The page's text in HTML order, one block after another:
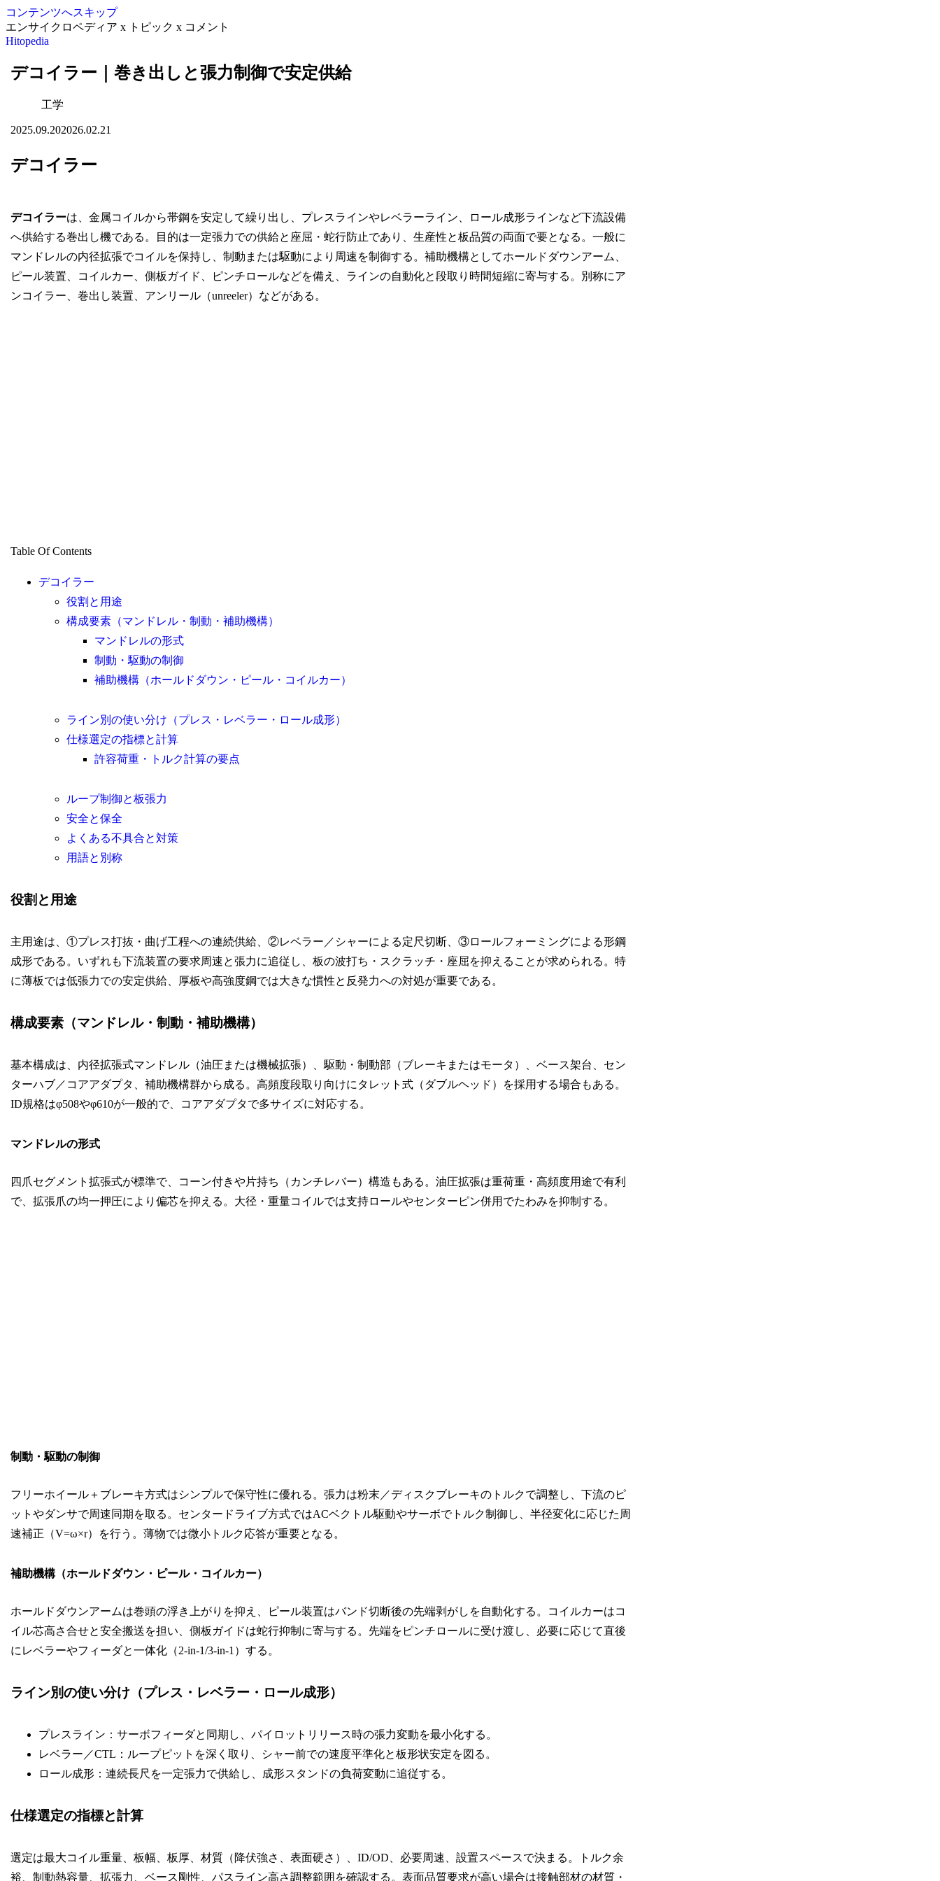
コンテンツへスキップ
エンサイクロペディア x トピック x コメント
Hitopedia
デコイラー｜巻き出しと張力制御で安定供給
工学
2025.09.202026.02.21
デコイラー
デコイラーは、金属コイルから帯鋼を安定して繰り出し、プレスラインやレベラーライン、ロール成形ラインなど下流設備
へ供給する巻出し機である。目的は一定張力での供給と座屈・蛇行防止であり、生産性と板品質の両面で要となる。一般に
マンドレルの内径拡張でコイルを保持し、制動または駆動により周速を制御する。補助機構としてホールドダウンアーム、
ピール装置、コイルカー、側板ガイド、ピンチロールなどを備え、ラインの自動化と段取り時間短縮に寄与する。別称にア
ンコイラー、巻出し装置、アンリール（unreeler）などがある。
Table Of Contents
デコイラー
役割と用途
構成要素（マンドレル・制動・補助機構）
マンドレルの形式
制動・駆動の制御
補助機構（ホールドダウン・ピール・コイルカー）
ライン別の使い分け（プレス・レベラー・ロール成形）
仕様選定の指標と計算
許容荷重・トルク計算の要点
ループ制御と板張力
安全と保全
よくある不具合と対策
用語と別称
役割と用途
主用途は、①プレス打抜・曲げ工程への連続供給、②レベラー／シャーによる定尺切断、③ロールフォーミングによる形鋼
成形である。いずれも下流装置の要求周速と張力に追従し、板の波打ち・スクラッチ・座屈を抑えることが求められる。特
に薄板では低張力での安定供給、厚板や高強度鋼では大きな慣性と反発力への対処が重要である。
構成要素（マンドレル・制動・補助機構）
基本構成は、内径拡張式マンドレル（油圧または機械拡張）、駆動・制動部（ブレーキまたはモータ）、ベース架台、セン
ターハブ／コアアダプタ、補助機構群から成る。高頻度段取り向けにタレット式（ダブルヘッド）を採用する場合もある。
ID規格はφ508やφ610が一般的で、コアアダプタで多サイズに対応する。
マンドレルの形式
四爪セグメント拡張式が標準で、コーン付きや片持ち（カンチレバー）構造もある。油圧拡張は重荷重・高頻度用途で有利
で、拡張爪の均一押圧により偏芯を抑える。大径・重量コイルでは支持ロールやセンターピン併用でたわみを抑制する。
制動・駆動の制御
フリーホイール＋ブレーキ方式はシンプルで保守性に優れる。張力は粉末／ディスクブレーキのトルクで調整し、下流のピ
ットやダンサで周速同期を取る。センタードライブ方式ではACベクトル駆動やサーボでトルク制御し、半径変化に応じた周
速補正（V=ω×r）を行う。薄物では微小トルク応答が重要となる。
補助機構（ホールドダウン・ピール・コイルカー）
ホールドダウンアームは巻頭の浮き上がりを抑え、ピール装置はバンド切断後の先端剥がしを自動化する。コイルカーはコ
イル芯高さ合せと安全搬送を担い、側板ガイドは蛇行抑制に寄与する。先端をピンチロールに受け渡し、必要に応じて直後
にレベラーやフィーダと一体化（2-in-1/3-in-1）する。
ライン別の使い分け（プレス・レベラー・ロール成形）
プレスライン：サーボフィーダと同期し、パイロットリリース時の張力変動を最小化する。
レベラー／CTL：ループピットを深く取り、シャー前での速度平準化と板形状安定を図る。
ロール成形：連続長尺を一定張力で供給し、成形スタンドの負荷変動に追従する。
仕様選定の指標と計算
選定は最大コイル重量、板幅、板厚、材質（降伏強さ、表面硬さ）、ID/OD、必要周速、設置スペースで決まる。トルク余
裕、制動熱容量、拡張力、ベース剛性、パスライン高さ調整範囲を確認する。表面品質要求が高い場合は接触部材の材質・